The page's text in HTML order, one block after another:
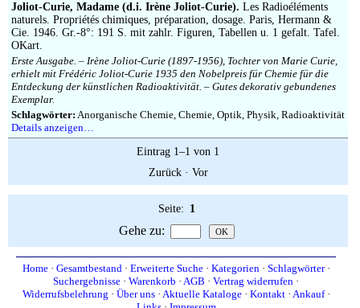
Joliot-Curie, Madame (d.i. Irène Joliot-Curie). Les Radioéléments
naturels. Propriétés chimiques, préparation, dosage. Paris, Hermann &
Cie. 1946. Gr.-8°: 191 S. mit zahlr. Figuren, Tabellen u. 1 gefalt. Tafel.
OKart.
Erste Ausgabe. – Irène Joliot-Curie (1897-1956), Tochter von Marie Curie,
erhielt mit Frédéric Joliot-Curie 1935 den Nobelpreis für Chemie für die
Entdeckung der künstlichen Radioaktivität. – Gutes dekorativ gebundenes
Exemplar.
Schlagwörter: Anorganische Chemie, Chemie, Optik, Physik, Radioaktivität
Details anzeigen…
Eintrag 1–1 von 1
Zurück· Vor
Seite: 1
Gehe zu:
Home· Gesamtbestand· Erweiterte Suche· Kategorien· Schlagwörter·
Suchergebnisse · Warenkorb · AGB · Vertrag widerrufen ·
Widerrufsbelehrung · Über uns· Aktuelle Kataloge· Kontakt· Ankauf·